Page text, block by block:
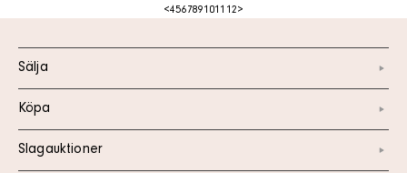
<4567891011 12>
Sälja
Köpa
Slagauktioner